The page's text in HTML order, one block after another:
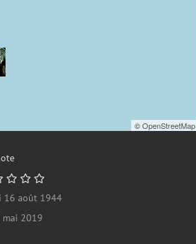
©OpenStreetMap
16 août 1944
2019